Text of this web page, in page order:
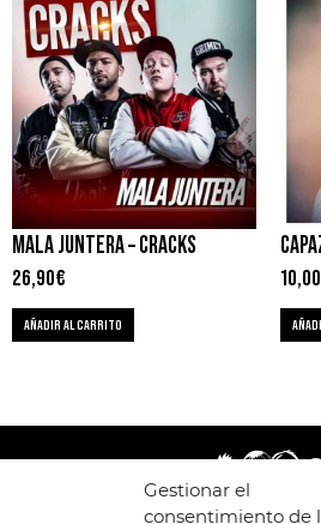
Gestionar el
consentimiento de
MALA JUNTERA – CRACKS
26,90€
AÑADIR AL CARRITO
10,00